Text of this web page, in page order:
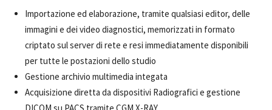
Importazione ed elaborazione, tramite qualsiasi editor, delle
immagini e dei video diagnostici, memorizzati in formato
criptato sul server di rete e resi immediatamente disponibili
per tutte le postazioni dello studio
Gestione archivio multimedia integata
Acquisizione diretta da dispositivi Radiografici e gestione
DICOM su PACS tramite CGM X-RAY